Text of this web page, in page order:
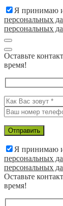
Я принимаю
персональных
персональных
Оставьте
время!
Я принимаю
персональных
персональных
Оставьте
время!